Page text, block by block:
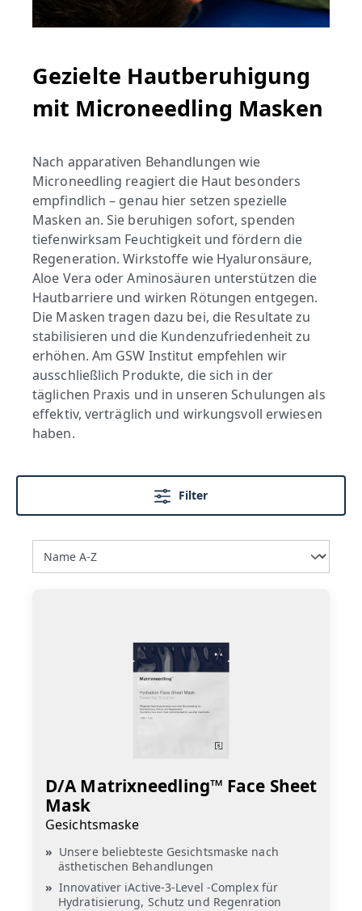
Gezielte Hautberuhigung
mit Microneedling Masken
Nach apparativen Behandlungen wie
Microneedling reagiert die Haut besonders
empfindlich – genau hier setzen spezielle
Masken an. Sie beruhigen sofort, spenden
tiefenwirksam Feuchtigkeit und fördern die
Regeneration. Wirkstoffe wie Hyaluronsäure,
Aloe Vera oder Aminosäuren unterstützen die
Hautbarriere und wirken Rötungen entgegen.
Die Masken tragen dazu bei, die Resultate zu
stabilisieren und die Kundenzufriedenheit zu
erhöhen. Am GSW Institut empfehlen wir
ausschließlich Produkte, die sich in der
täglichen Praxis und in unseren Schulungen als
effektiv, verträglich und wirkungsvoll erwiesen
haben.
Filter
D/A Matrixneedling™ Face Sheet
Mask
Gesichtsmaske
Unsere beliebteste Gesichtsmaske nach
ästhetischen Behandlungen
Innovativer iActive-3-Level -Complex für
Hydratisierung, Schutz und Regenration